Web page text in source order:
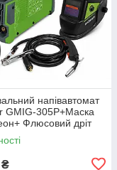
напівавтомат
GMIG-305P+Маска
Флюсовий дріт
₴